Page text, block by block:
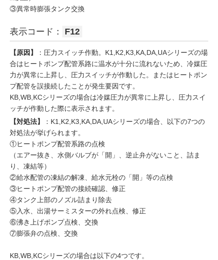
③異常時膨張タンク交換
表示コード： F12
【原因】
：圧力スイッチ作動。K1,K2,K3,KA,DA,UAシリーズの場
合はヒートポンプ配管系路に温水が十分に流れないため、冷媒圧
力が異常に上昇し、圧力スイッチが作動した。またはヒートポン
プ配管を誤接続したことが発生要因です。
KB,WB,KCシリーズの場合は冷媒圧力が異常に上昇し、圧力スイ
ッチが作動した際に表示されます。
【対処法】
：K1,K2,K3,KA,DA,UAシリーズの場合、以下の7つの
対処法が挙げられます。
①ヒートポンプ配管系路の点検
（エアー抜き、水側バルブが「開」、逆止弁がないこと、詰ま
り、凍結等）
②給水配管の凍結の解凍、給水元栓の「開」等の点検
③ヒートポンプ配管の接続確認、修正
④タンク上部のノズル詰まり除去
⑤入水、出湯サーミスターの外れ点検、修正
⑥沸き上げポンプ点検、交換
⑦膨張弁の点検、交換
KB,WB,KCシリーズの場合は以下の4つです。